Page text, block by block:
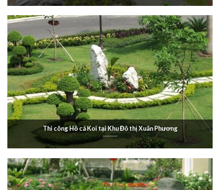
Thi công Hồ cá Koi tại Khu Đô thị Xuân Phương